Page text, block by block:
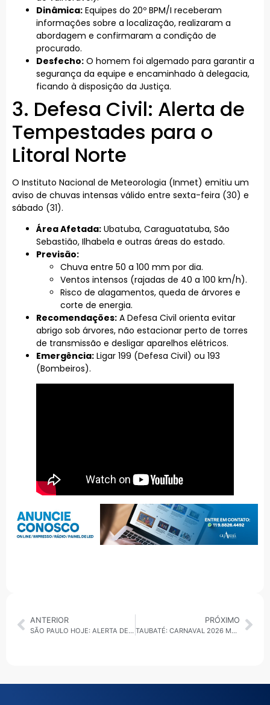
Dinâmica: Equipes do 20º BPM/I receberam
informações sobre a localização, realizaram a
abordagem e confirmaram a condição de
procurado.
Desfecho: O homem foi algemado para garantir a
segurança da equipe e encaminhado à delegacia,
ficando à disposição da Justiça.
3. Defesa Civil: Alerta de
Tempestades para o
Litoral Norte
O Instituto Nacional de Meteorologia (Inmet) emitiu um
aviso de chuvas intensas válido entre sexta-feira (30) e
sábado (31).
Área Afetada: Ubatuba, Caraguatatuba, São
Sebastião, Ilhabela e outras áreas do estado.
Previsão:
Chuva entre 50 a 100 mm por dia.
Ventos intensos (rajadas de 40 a 100 km/h).
Risco de alagamentos, queda de árvores e
corte de energia.
Recomendações: A Defesa Civil orienta evitar
abrigo sob árvores, não estacionar perto de torres
de transmissão e desligar aparelhos elétricos.
Emergência: Ligar 199 (Defesa Civil) ou 193
(Bombeiros).
ANTERIOR
SÃO PAULO HOJE: ALERTA DE TEMPORAIS, BASTIDORES POLÍTICOS, CARNAVAL, SEGURANÇA E VOLTA ÀS AULAS
PRÓXIMO
TAUBATÉ: CARNAVAL 2026 MARCA A VOLTA DOS DESFILES ESPALHANDO MUITA FOLIA